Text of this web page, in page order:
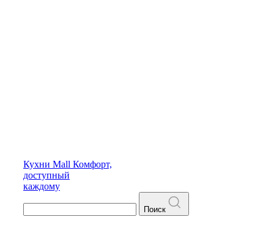
Кухни Mall Комфорт,
доступный
каждому
Поиск